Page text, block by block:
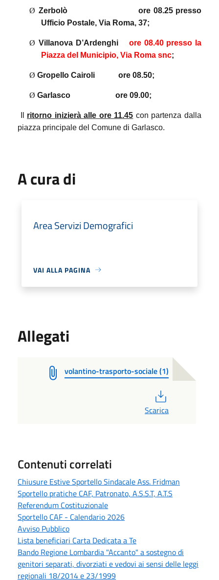
Ø Zerbolò ore 08.25 presso
Ufficio Postale, Via Roma, 37;
Ø Villanova D’Ardenghi ore 08.40 presso la
Piazza del Municipio, Via Roma snc;
Ø Gropello Cairoli ore 08.50;
Ø Garlasco ore 09.00;
ritorno inizierà alle ore 11.45 con partenza dalla
piazza principale del Comune di Garlasco.
A cura di
Area Servizi Demografici
VAI ALLA PAGINA
Allegati
volantino-trasporto-sociale (1)
Scarica
Contenuti correlati
Chiusure Estive Sportello Sindacale Ass. Fridman
Sportello pratiche CAF, Patronato, A.S.S.T, A.T.S
Referendum Costituzionale
Sportello CAF - Calendario 2026
Avviso Pubblico
Lista beneficiari Carta Dedicata a Te
Bando Regione Lombardia "Accanto" a sostegno di
genitori separati, divorziati e vedovi ai sensi delle leggi
regionali 18/2014 e 23/1999